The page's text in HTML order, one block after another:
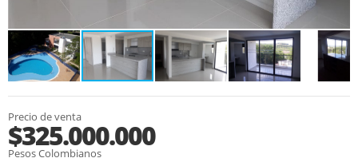
Precio de venta
$325.000.000
Pesos Colombianos